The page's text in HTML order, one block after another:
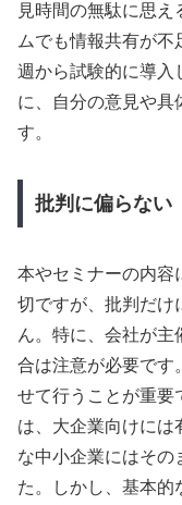
見時間の無駄に思
ムでも情報共有が不
週から試験的に導入
に、自分の意見や具
す。
批判に偏らない
本やセミナーの内容
切ですが、批判だけ
ん。特に、会社が
合は注意が必要です
せて行うことが重要
は、大企業向けには
な中小企業にはその
た。しかし、基本的